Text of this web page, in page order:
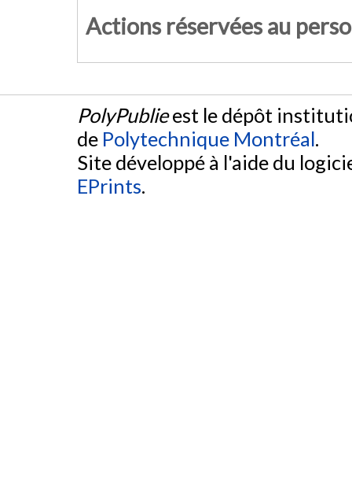
Actions réservées au
PolyPublieest le dépôt
de Polytechnique Montréal.
Site développé à l'aide du
EPrints.